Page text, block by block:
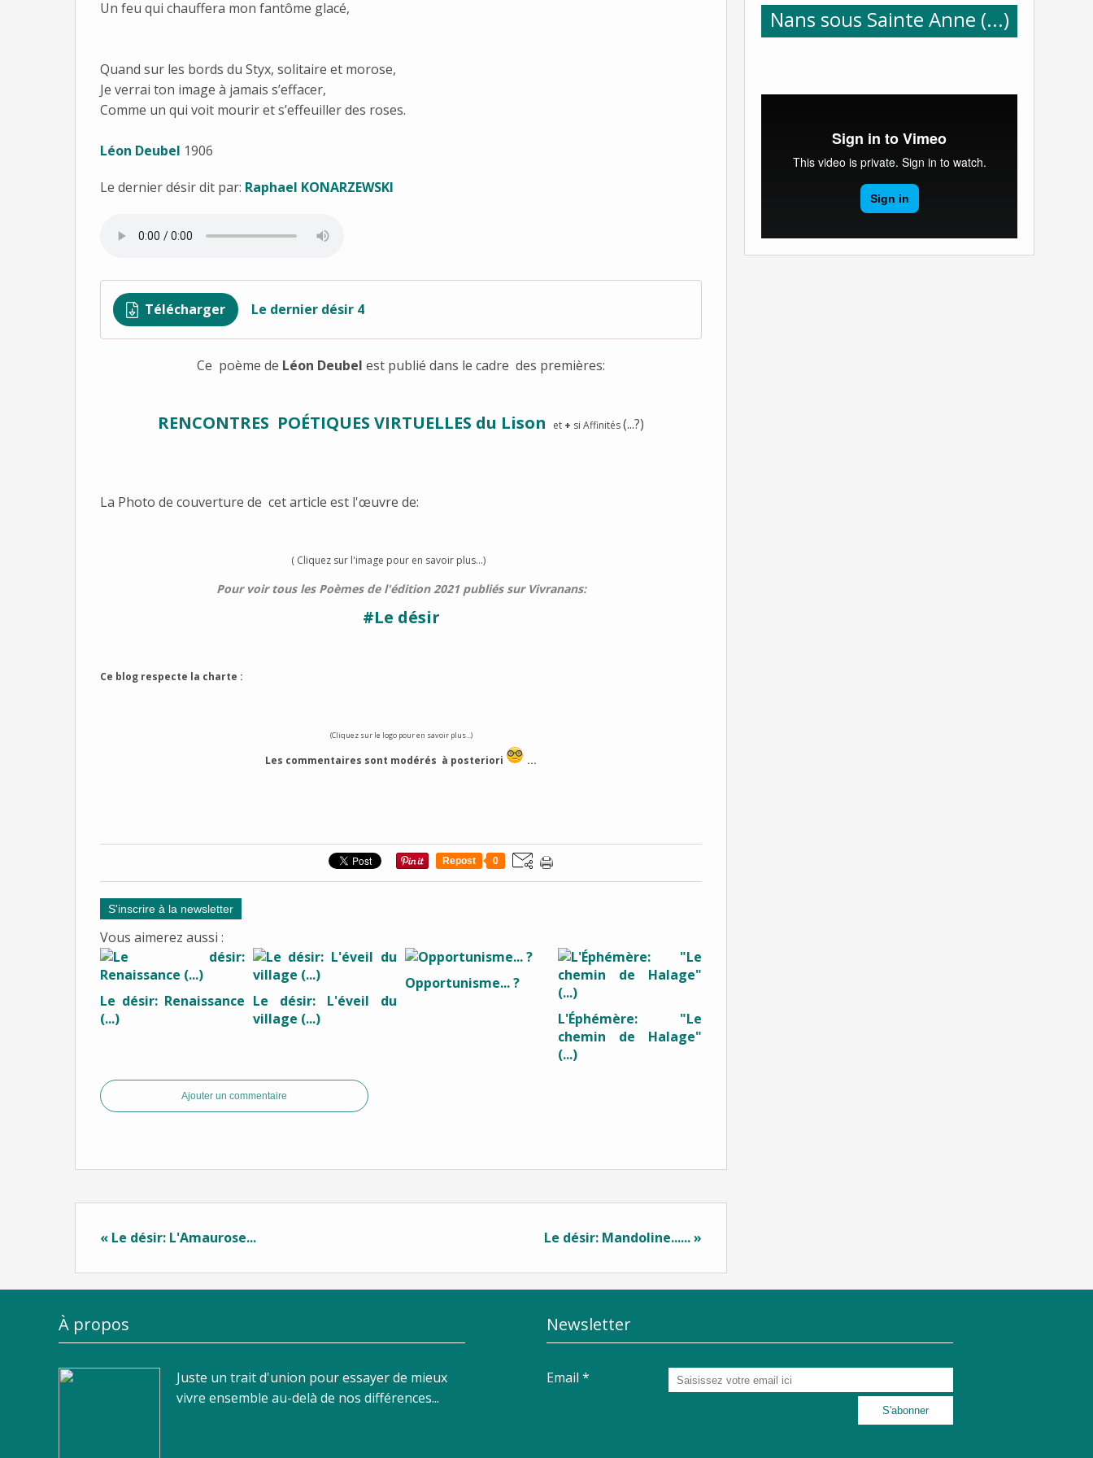
Nans sous Sainte Anne (...)
Un feu qui chauffera mon fantôme glacé,
Quand sur les bords du Styx, solitaire et morose,
Je verrai ton image à jamais s’effacer,
Comme un qui voit mourir et s’effeuiller des roses.
Léon Deubel 1906
Le dernier désir dit par: Raphael KONARZEWSKI
Télécharger Le dernier désir 4
Ce poème de Léon Deubel est publié dans le cadre des premières:
RENCONTRES POÉTIQUES VIRTUELLES du Lison et + si Affinités(...?)
La Photo de couverture de cet article est l'œuvre de:
( Cliquez sur l'image pour en savoir plus...)
Pour voir tous les Poèmes de l'édition 2021 publiés sur Vivranans:
#Le désir
Ce blog respecte la charte :
(Cliquez sur le logo pour en savoir plus...)
Les commentaires sont modérés à posteriori ...
Repost 0
S'inscrire à la newsletter
Vous aimerez aussi :
Le désir: Renaissance
(...)
Le désir: L'éveil du
village (...)
Opportunisme... ?
L'Éphémère: "Le
chemin de Halage"
(...)
Ajouter un commentaire
« Le désir: L'Amaurose... Le désir: Mandoline...... »
À propos
Juste un trait d'union pour essayer de mieux
vivre ensemble au-delà de nos différences...
Newsletter
Email